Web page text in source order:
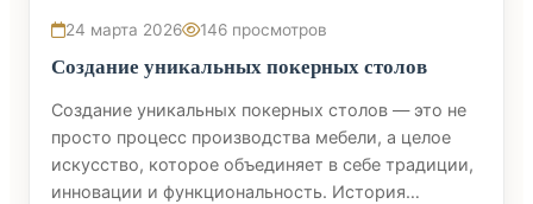
24 марта 2026 146 просмотров
Создание уникальных покерных столов
Создание уникальных покерных столов — это не
просто процесс производства мебели, а целое
искусство, которое объединяет в себе традиции,
инновации и функциональность. История…